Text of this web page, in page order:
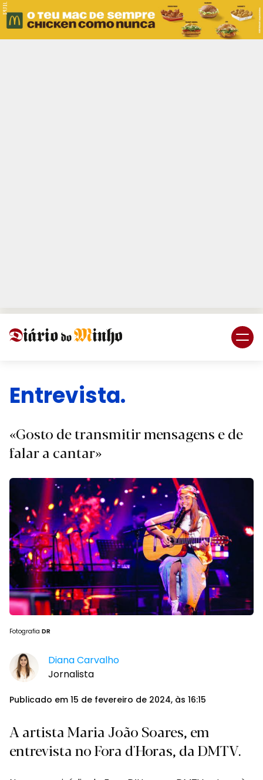
PUB.
Entrevista.
«Gosto de transmitir mensagens e de
falar a cantar»
Fotografia DR
Diana Carvalho
Jornalista
Publicado em 15 de fevereiro de 2024, às 16:15
A artista Maria João Soares, em
entrevista no Fora d'Horas, da DMTV.